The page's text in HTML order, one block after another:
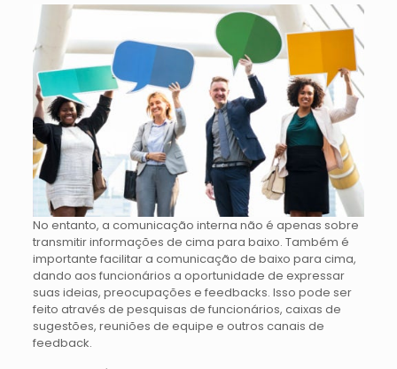
No entanto, a comunicação interna não é apenas sobre
transmitir informações de cima para baixo. Também é
importante facilitar a comunicação de baixo para cima,
dando aos funcionários a oportunidade de expressar
suas ideias, preocupações e feedbacks. Isso pode ser
feito através de pesquisas de funcionários, caixas de
sugestões, reuniões de equipe e outros canais de
feedback.